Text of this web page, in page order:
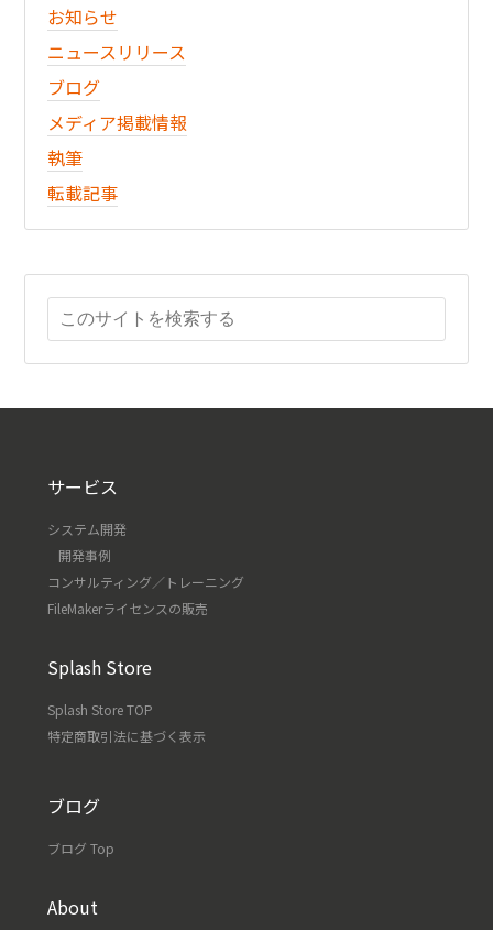
お知らせ
ニュースリリース
ブログ
メディア掲載情報
執筆
転載記事
サービス
システム開発
開発事例
コンサルティング／トレーニング
FileMakerライセンスの販売
Splash Store
Splash Store TOP
特定商取引法に基づく表示
ブログ
ブログ Top
About